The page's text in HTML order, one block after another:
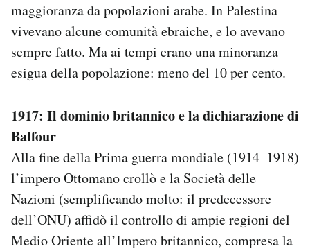
maggioranza da popolazioni arabe. In Palestina
vivevano alcune comunità ebraiche, e lo avevano
sempre fatto. Ma ai tempi erano una minoranza
esigua della popolazione: meno del 10 per cento.
1917: Il dominio britannico e la dichiarazione di
Balfour
Alla fine della Prima guerra mondiale (1914–1918)
l’impero Ottomano crollò e la Società delle
Nazioni (semplificando molto: il predecessore
dell’ONU) affidò il controllo di ampie regioni del
Medio Oriente all’Impero britannico, compresa la